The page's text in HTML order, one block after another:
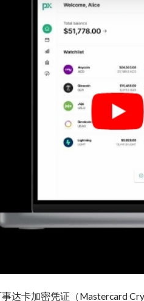
达卡加密凭证（Mastercard